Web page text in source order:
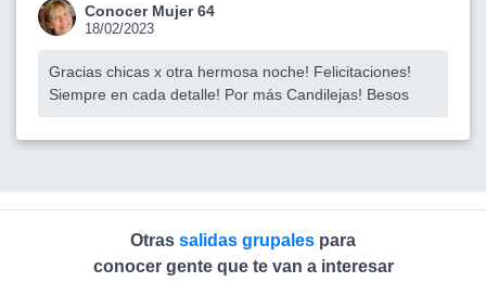
Conocer Mujer 64
18/02/2023
Gracias chicas x otra hermosa noche! Felicitaciones!
Siempre en cada detalle! Por más Candilejas! Besos
Otras salidas grupales para
conocer gente que te van a interesar